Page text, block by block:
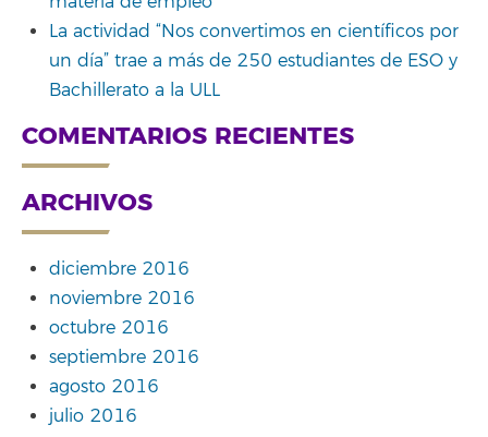
La actividad “Nos convertimos en científicos por
un día” trae a más de 250 estudiantes de ESO y
Bachillerato a la ULL
COMENTARIOS RECIENTES
ARCHIVOS
diciembre 2016
noviembre 2016
octubre 2016
septiembre 2016
agosto 2016
julio 2016